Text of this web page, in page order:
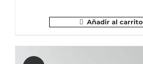
Añadir al carrito